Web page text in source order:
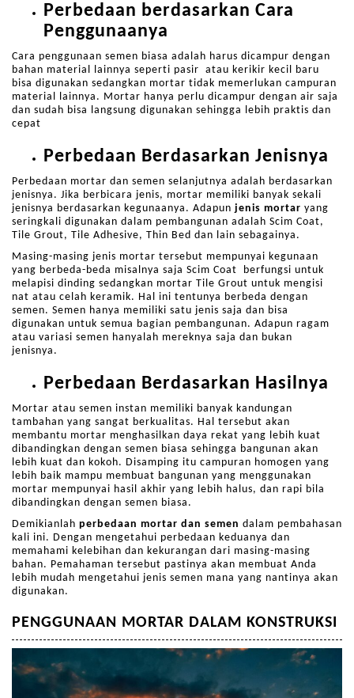
Perbedaan berdasarkan Cara
Penggunaanya
Cara penggunaan semen biasa adalah harus dicampur dengan
bahan material lainnya seperti pasir atau kerikir kecil baru
bisa digunakan sedangkan mortar tidak memerlukan campuran
material lainnya. Mortar hanya perlu dicampur dengan air saja
dan sudah bisa langsung digunakan sehingga lebih praktis dan
cepat
Perbedaan Berdasarkan Jenisnya
Perbedaan mortar dan semen selanjutnya adalah berdasarkan
jenisnya. Jika berbicara jenis, mortar memiliki banyak sekali
jenisnya berdasarkan kegunaanya. Adapun jenis mortar yang
seringkali digunakan dalam pembangunan adalah Scim Coat,
Tile Grout, Tile Adhesive, Thin Bed dan lain sebagainya.
Masing-masing jenis mortar tersebut mempunyai kegunaan
yang berbeda-beda misalnya saja Scim Coat berfungsi untuk
melapisi dinding sedangkan mortar Tile Grout untuk mengisi
nat atau celah keramik. Hal ini tentunya berbeda dengan
semen. Semen hanya memiliki satu jenis saja dan bisa
digunakan untuk semua bagian pembangunan. Adapun ragam
atau variasi semen hanyalah mereknya saja dan bukan
jenisnya.
Perbedaan Berdasarkan Hasilnya
Mortar atau semen instan memiliki banyak kandungan
tambahan yang sangat berkualitas. Hal tersebut akan
membantu mortar menghasilkan daya rekat yang lebih kuat
dibandingkan dengan semen biasa sehingga bangunan akan
lebih kuat dan kokoh. Disamping itu campuran homogen yang
lebih baik mampu membuat bangunan yang menggunakan
mortar mempunyai hasil akhir yang lebih halus, dan rapi bila
dibandingkan dengan semen biasa.
Demikianlah perbedaan mortar dan semen dalam pembahasan
kali ini. Dengan mengetahui perbedaan keduanya dan
memahami kelebihan dan kekurangan dari masing-masing
bahan. Pemahaman tersebut pastinya akan membuat Anda
lebih mudah mengetahui jenis semen mana yang nantinya akan
digunakan.
PENGGUNAAN MORTAR DALAM KONSTRUKSI